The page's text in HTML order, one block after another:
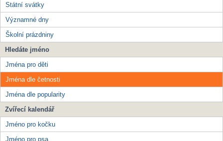
Státní svátky
Významné dny
Školní prázdniny
Hledáte jméno
Jména pro děti
Jména dle četnosti
Jména dle popularity
Zvířecí kalendář
Jméno pro kočku
Jméno pro psa